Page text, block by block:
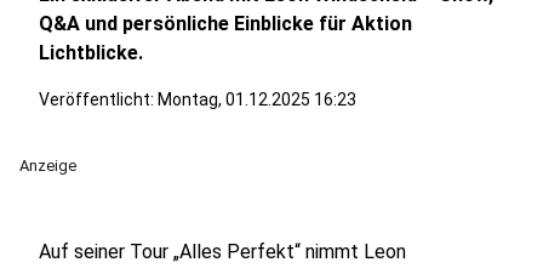
Q&A und persönliche Einblicke für Aktion
Lichtblicke.
Veröffentlicht: Montag, 01.12.2025 16:23
Anzeige
Auf seiner Tour „Alles Perfekt“ nimmt Leon